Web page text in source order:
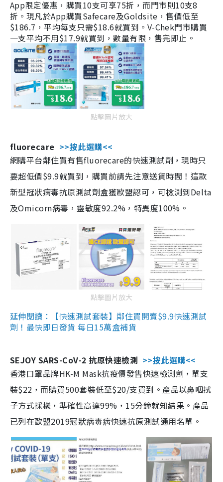
App限定優惠，購買10支可享75折，而門市則10支8
折。現凡於App購買Safecare及Goldsite，售價低至
$186.7，平均每支只需$18.6就買到。V-Chek門市購買
一支平均不用$17.9就買到，數量有限，售完即止。
點擊圖片放大
fluorecare >>按此選購<<
網購平台鄰住買有售fluorecare的快速測試劑，現時只
要超低價$9.9就買到，購買前請先注意送貨時間！這款
新型冠狀病毒抗原測試劑盒獲歐盟認可，可檢測到Delta
及Omicorn病毒，靈敏度92.2%，特異度100%。
點擊圖片放大
延伸閱讀：【快速測試套裝】鄰住買開賣$9.9快速測試
劑！最快即日發貨 每日15萬盒補貨
SEJOY SARS-CoV-2 抗原快速檢測 >>按此選購<<
香港口罩品牌HK-M Mask抗疫價發售快速檢測劑，單支
裝$22，而購買500套裝低至$20/支買到。產品以鼻咽拭
子方式採樣，準確性高達99%，15分鐘就知結果。產品
已列在歐盟2019冠狀病毒病快速抗原測試通用名單。